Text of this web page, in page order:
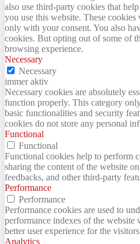
also use third-party cookies that
you use this website. These
only with your consent. You also
cookies. But opting out of some of
browsing experience.
Necessary
Necessary
immer aktiv
Necessary cookies are absolutely
function properly. This category
basic functionalities and security
cookies do not store any personal
Functional
Functional
Functional cookies help to perform
sharing the content of the website
feedbacks, and other third-party
Performance
Performance
Performance cookies are used to
performance indexes of the
better user experience for the
Analytics